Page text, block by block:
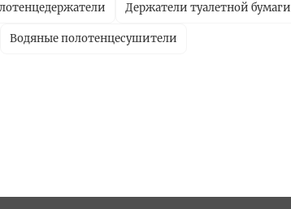
Держатели туалетной бумаги
Водяные полотенцесушители